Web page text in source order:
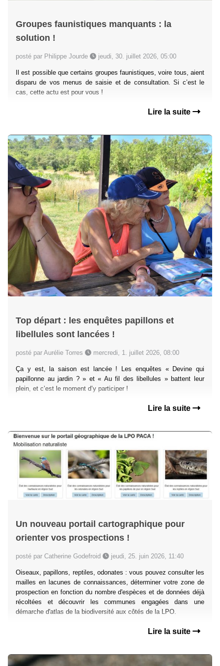
Groupes faunistiques manquants : la
solution !
posté par Philippe Jourde jeudi, 30. juillet 2026, 05:00
Il est possible que certains groupes faunistiques, voire tous, aient
disparu de vos menus de saisie et de consultation. Si c’est le
cas, cette actu est pour vous !
Lire la suite
Top départ : les enquêtes papillons et
libellules sont lancées !
posté par Aurélie Torres mercredi, 1. juillet 2026, 08:00
Ça y est, la saison est lancée ! Les enquêtes « Devine qui
papillonne au jardin ? » et « Au fil des libellules » battent leur
plein, et c’est le moment d’y participer !
Lire la suite
Un nouveau portail cartographique pour
orienter vos prospections !
posté par Catherine Godefroid jeudi, 25. juin 2026, 11:40
Oiseaux, papillons, reptiles, odonates : vous pouvez consulter les
mailles en lacunes de connaissances, déterminer votre zone de
prospection en fonction du nombre d'espèces et de données déjà
récoltées et découvrir les communes engagées dans une
démarche d'atlas de la biodiversité aux côtés de la LPO.
Lire la suite